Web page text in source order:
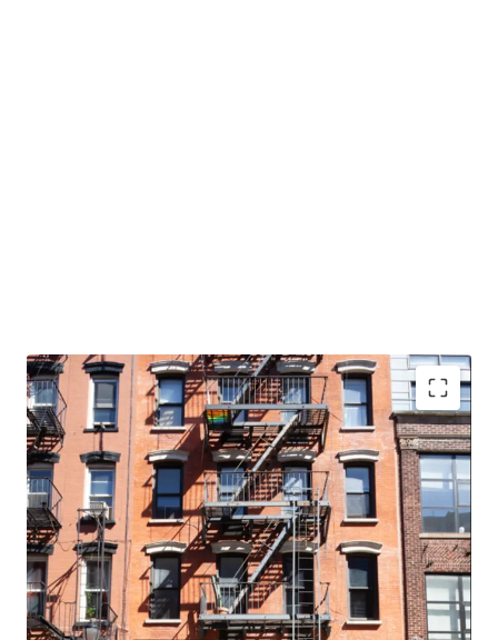
• MAJORITY FREE MARKET - 79 Clinton is 70% free
market and 86 Clinton
is 83% free market. As the Lower East Side continues
to develop, this
high free market percentage is optimal to capitalize
on future rent
growth and enhance building value.